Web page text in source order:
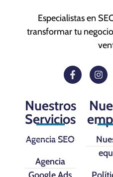
Especialistas en
transformar tu
Nuestros
Servicios
Agencia SEO
Agencia
Google Ads